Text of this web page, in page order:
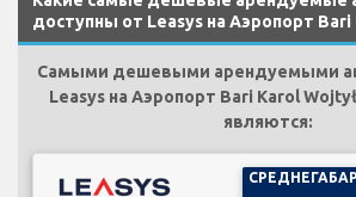
доступны от Leasys на Аэропорт Bari
Самыми дешевыми арендуемыми
Leasys на Аэропорт Bari Karol
являются: